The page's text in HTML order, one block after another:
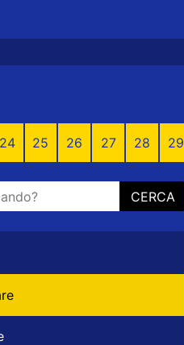
24 25 26 27 28 29
CERCA